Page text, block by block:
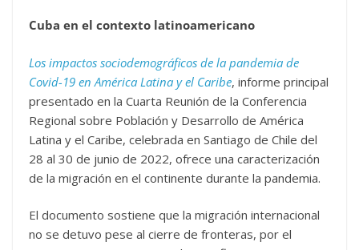
Cuba en el contexto latinoamericano
Los impactos sociodemográficos de la pandemia de
Covid-19 en América Latina y el Caribe, informe principal
presentado en la Cuarta Reunión de la Conferencia
Regional sobre Población y Desarrollo de América
Latina y el Caribe, celebrada en Santiago de Chile del
28 al 30 de junio de 2022, ofrece una caracterización
de la migración en el continente durante la pandemia.
El documento sostiene que la migración internacional
no se detuvo pese al cierre de fronteras, por el